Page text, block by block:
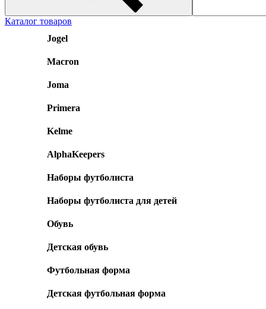
Каталог товаров
Jogel
Macron
Joma
Primera
Kelme
AlphaKeepers
Наборы футболиста
Наборы футболиста для детей
Обувь
Детская обувь
Футбольная форма
Детская футбольная форма